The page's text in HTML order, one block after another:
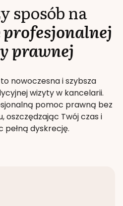
sposób na
profesjonalnej
prawnej
nowoczesna i szybsza
wizyty w kancelarii.
pomoc prawną bez
oszczędzając Twój czas i
pełną dyskrecję.